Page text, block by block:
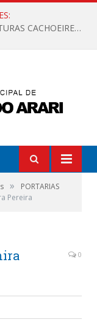
A VALORIZAÇÃO DAS HISTÓRIAS E CULTURAS CACHOEIRENSES
»
PORTARIAS
Pereira
0